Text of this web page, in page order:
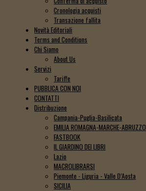
Cronologia acquisti
Transazione fallita
Novità Editoriali
Terms and Conditions
Chi Siamo
About Us
Servizi
Tariffe
PUBBLICA CON NOI
CONTATTI
Distribuzione
Campania-Puglia-Basilicata
EMILIA ROMAGNA-MARCHE-ABRUZZO
FASTBOOK
IL GIARDINO DEI LIBRI
Lazio
MACROLIBRARSI
Piemonte - Liguria - Valle D’Aosta
SICILIA